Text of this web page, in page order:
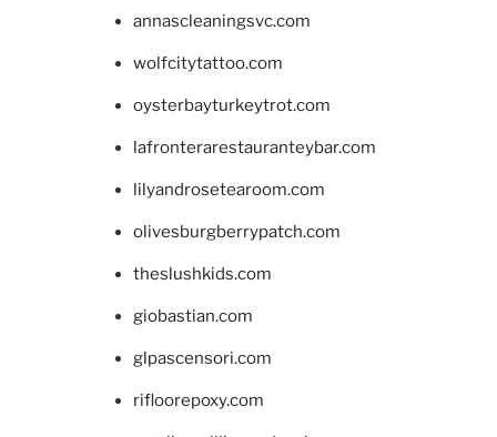
annascleaningsvc.com
wolfcitytattoo.com
oysterbayturkeytrot.com
lafronterarestauranteybar.com
lilyandrosetearoom.com
olivesburgberrypatch.com
theslushkids.com
giobastian.com
glpascensori.com
rifloorepoxy.com